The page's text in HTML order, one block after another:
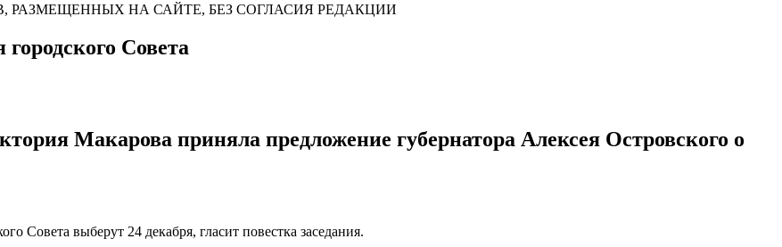
НА САЙТЕ, БЕЗ СОГЛАСИЯ РЕДАКЦИИ
Совета
Макарова приняла предложение губернатора Алексея Островского о
Совета выберут 24 декабря, гласит повестка заседания.